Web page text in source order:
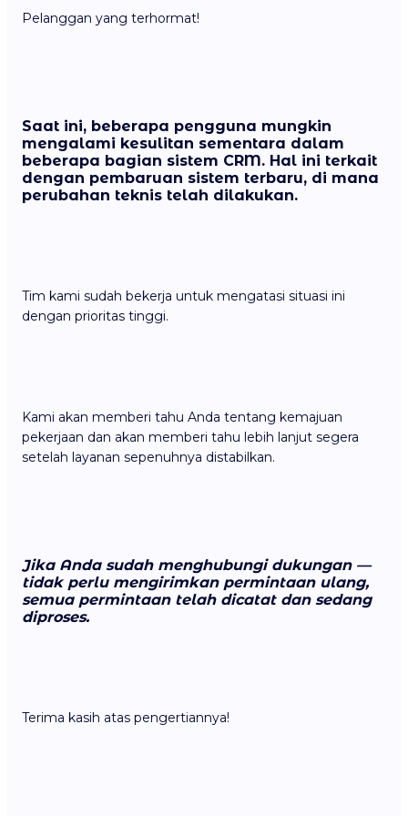
Pelanggan yang terhormat!
Saat ini, beberapa pengguna mungkin
mengalami kesulitan sementara dalam
beberapa bagian sistem CRM. Hal ini terkait
dengan pembaruan sistem terbaru, di mana
perubahan teknis telah dilakukan.
Tim kami sudah bekerja untuk mengatasi situasi ini
dengan prioritas tinggi.
Kami akan memberi tahu Anda tentang kemajuan
pekerjaan dan akan memberi tahu lebih lanjut segera
setelah layanan sepenuhnya distabilkan.
Jika Anda sudah menghubungi dukungan —
tidak perlu mengirimkan permintaan ulang,
semua permintaan telah dicatat dan sedang
diproses.
Terima kasih atas pengertiannya!